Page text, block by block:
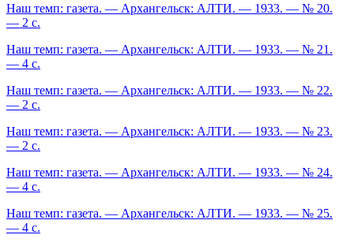
Наш темп: газета. — Архангельск: АЛТИ. — 1933. — № 20.
— 2 с.
Наш темп: газета. — Архангельск: АЛТИ. — 1933. — № 21.
— 4 с.
Наш темп: газета. — Архангельск: АЛТИ. — 1933. — № 22.
— 2 с.
Наш темп: газета. — Архангельск: АЛТИ. — 1933. — № 23.
— 2 с.
Наш темп: газета. — Архангельск: АЛТИ. — 1933. — № 24.
— 4 с.
Наш темп: газета. — Архангельск: АЛТИ. — 1933. — № 25.
— 4 с.